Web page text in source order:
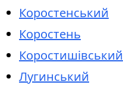
Коростенський
Коростень
Коростишівський
Лугинський